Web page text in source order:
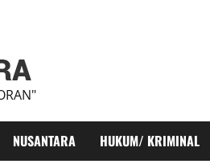
NUSANTARA HUKUM/ KRIMINAL